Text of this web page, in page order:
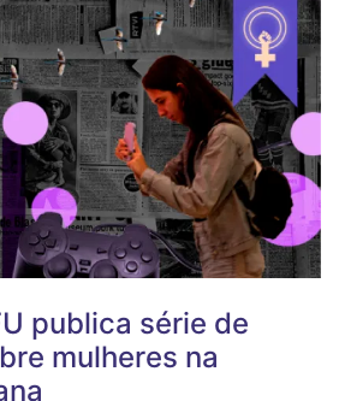
publica série de
mulheres na